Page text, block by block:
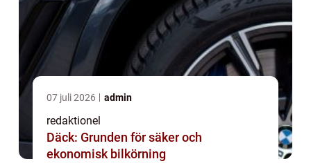
07 juli 2026 admin
redaktionel
Däck: Grunden för säker och
ekonomisk bilkörning